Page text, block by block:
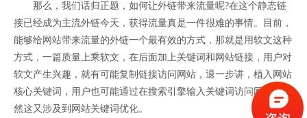
那么，我们话归正题，如何让外链带来流量呢?在这个静态链
接已经成为主流外链今天，获得流量真是一件很难的事情。目前，
能够给网站带来流量的外链一个最有效的方式，那就是用软文这种
方式，一篇质量上乘软文，在后面加上关键词和网站链接，用户对
软文产生兴趣，就有可能复制链接访问网站，退一步讲，植入网站
核心关键词，用户也可能通过在搜索引擎输入关键词访问网站，当
然这又涉及到网站关键词优化。